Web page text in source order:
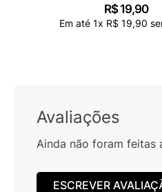
R$ 19,90
Em até 1x R$ 19,90
Avaliações
Ainda não foram feitas
ESCREVER